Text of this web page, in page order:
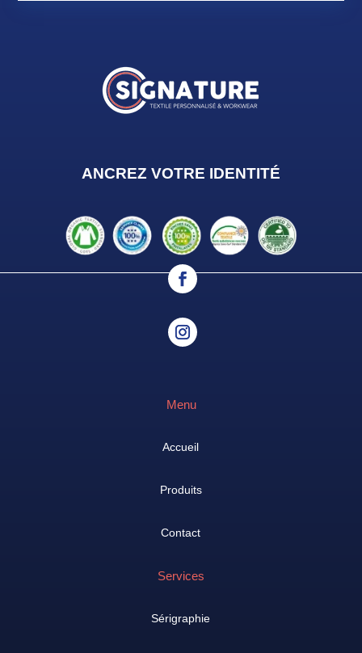
ANCREZ VOTRE IDENTITÉ
Menu
Accueil
Produits
Contact
Services
Sérigraphie